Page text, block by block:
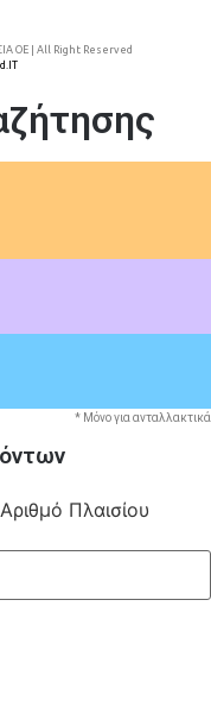
ΟΕ | All Right Reserved
* Μόνο για ανταλλακτικά
Πλαισίου